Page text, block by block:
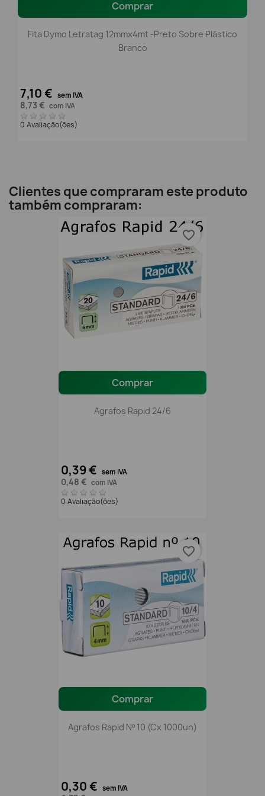
Comprar
Fita Dymo Letratag 12mmx4mt -preto Sobre Plástico
Branco
7,10 € sem IVA
8,73 € com IVA
0 Avaliação(ões)
Clientes que compraram este produto
também compraram:
Comprar
Agrafos Rapid 24/6
0,39 € sem IVA
0,48 € com IVA
0 Avaliação(ões)
favorite_border
Comprar
Agrafos Rapid Nº 10 (Cx 1000un)
0,30 € sem IVA
favorite_border